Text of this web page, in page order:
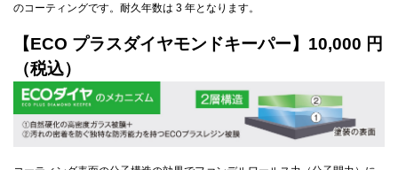
のコーティングです。耐久年数は 3 年となります。
【ECO プラスダイヤモンドキーパー】10,000 円
（税込）